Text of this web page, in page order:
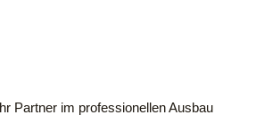
Ihr Partner im professionellen Ausbau